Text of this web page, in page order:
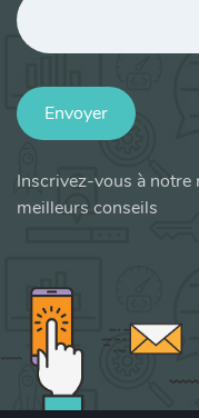
Envoyer
Inscrivez-vous à notre
meilleurs conseils